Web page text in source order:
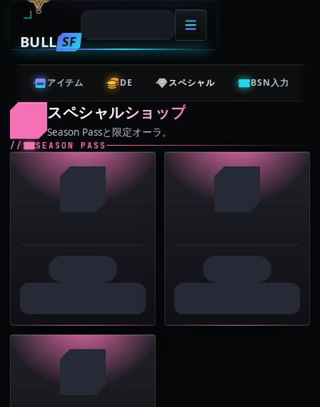
BULL SF
アイテム DE スペシャル BSN入力
スペシャルショップ
Season Passと限定オーラ。
SEASON PASS